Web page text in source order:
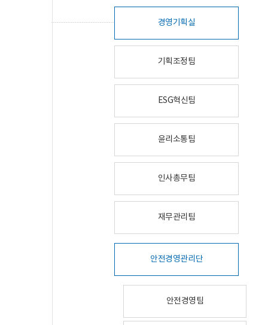
경영기획실
기획조정팀
ESG혁신팀
윤리소통팀
인사총무팀
재무관리팀
안전경영관리단
안전경영팀